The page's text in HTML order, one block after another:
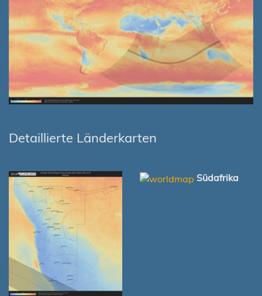
Detaillierte Länderkarten
Südafrika